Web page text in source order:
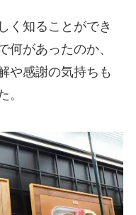
く知ることができ
何があったのか、
や感謝の気持ちも
。